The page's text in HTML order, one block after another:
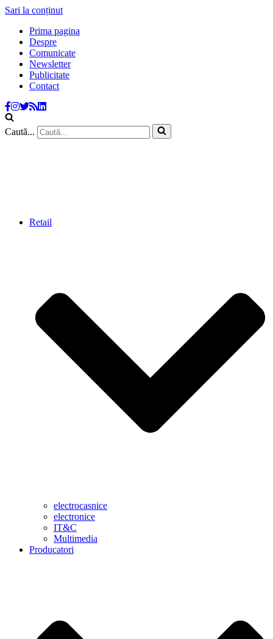
Sari la conținut
Prima pagina
Despre
Comunicate
Newsletter
Publicitate
Contact
Caută...
Retail
electrocasnice
electronice
IT&C
Multimedia
Producatori